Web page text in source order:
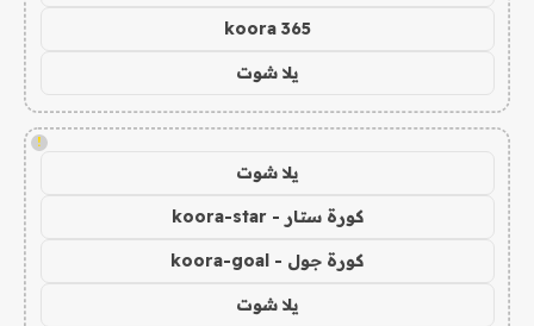
koora 365
يلا شوت
!
يلا شوت
كورة ستار - koora-star
كورة جول - koora-goal
يلا شوت